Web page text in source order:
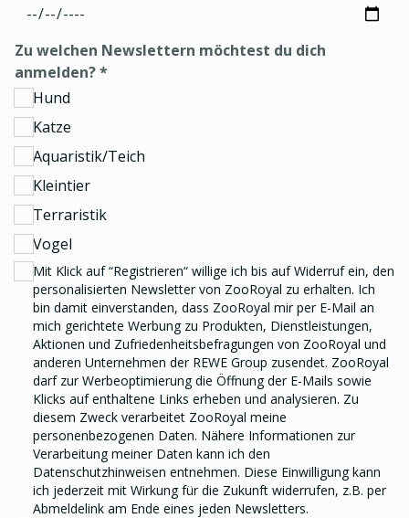
Zu welchen Newslettern möchtest du dich
anmelden?*
Hund
Katze
Aquaristik/Teich
Kleintier
Terraristik
Vogel
Mit Klick auf “Registrieren“ willige ich bis auf Widerruf ein, den
personalisierten Newslettervon ZooRoyal zu erhalten. Ich
bin damit einverstanden, dass ZooRoyal mir per E-Mail an
mich gerichtete Werbung zu Produkten, Dienstleistungen,
Aktionen und Zufriedenheitsbefragungen von ZooRoyal und
anderen Unternehmen der REWE Group zusendet. ZooRoyal
darf zur Werbeoptimierung die Öffnung der E-Mails sowie
Klicks auf enthaltene Links erheben und analysieren. Zu
diesem Zweck verarbeitet ZooRoyal meine
personenbezogenen Daten. Nähere Informationen zur
Verarbeitung meiner Daten kann ich den
Datenschutzhinweisen entnehmen. Diese Einwilligung kann
ich jederzeit mit Wirkung für die Zukunft widerrufen, z.B. per
Abmeldelink am Ende eines jeden Newsletters.